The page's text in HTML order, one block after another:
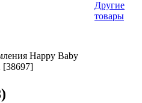
Другие
товары
Happy Baby